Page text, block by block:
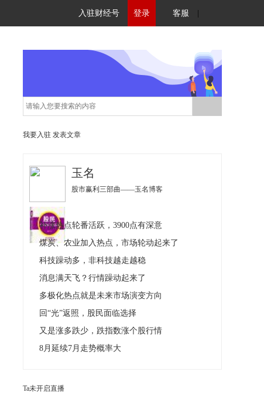
入驻财经号 登录 客服
我要入驻 发表文章
玉名
股市赢利三部曲——玉名博客
补涨热点轮番活跃，3900点有深意
煤炭、农业加入热点，市场轮动起来了
科技躁动多，非科技越走越稳
消息满天飞？行情躁动起来了
多极化热点就是未来市场演变方向
回“光”返照，股民面临选择
又是涨多跌少，跌指数涨个股行情
8月延续7月走势概率大
Ta未开启直播